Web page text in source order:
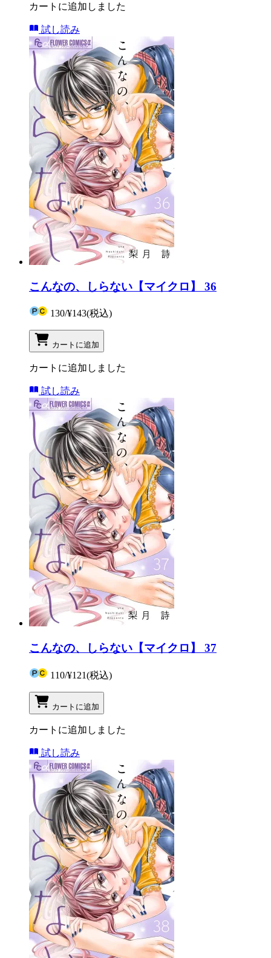
カートに追加しました
試し読み
こんなの、しらない【マイクロ】 36
130/¥143(税込)
カートに追加
カートに追加しました
試し読み
こんなの、しらない【マイクロ】 37
110/¥121(税込)
カートに追加
カートに追加しました
試し読み